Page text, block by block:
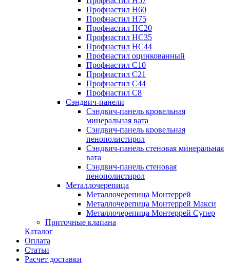
Профнастил Н60
Профнастил Н75
Профнастил НС20
Профнастил НС35
Профнастил НС44
Профнастил оцинкованный
Профнастил С10
Профнастил С21
Профнастил С44
Профнастил С8
Сэндвич-панели
Сэндвич-панель кровельная
минеральная вата
Сэндвич-панель кровельная
пенополистирол
Сэндвич-панель стеновая минеральная
вата
Сэндвич-панель стеновая
пенополистирол
Металлочерепица
Металлочерепица Монтеррей
Металлочерепица Монтеррей Макси
Металлочерепица Монтеррей Супер
Приточные клапана
Каталог
Оплата
Статьи
Расчет доставки